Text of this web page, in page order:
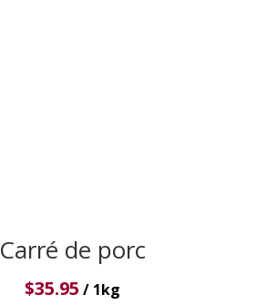
Carré de porc
$35.95 / 1kg